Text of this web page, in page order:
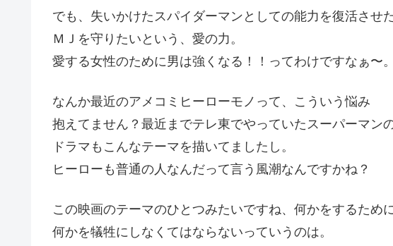
でも、失いかけたスパイダーマンとしての能力を復活させた
ＭＪを守りたいという、愛の力。
愛する女性のために男は強くなる！！ってわけですなぁ〜。
なんか最近のアメコミヒーローモノって、こういう悩み
抱えてません？最近までテレ東でやっていたスーパーマン
ドラマもこんなテーマを描いてましたし。
ヒーローも普通の人なんだって言う風潮なんですかね？
この映画のテーマのひとつみたいですね、何かをするため
何かを犠牲にしなくてはならないっていうのは。